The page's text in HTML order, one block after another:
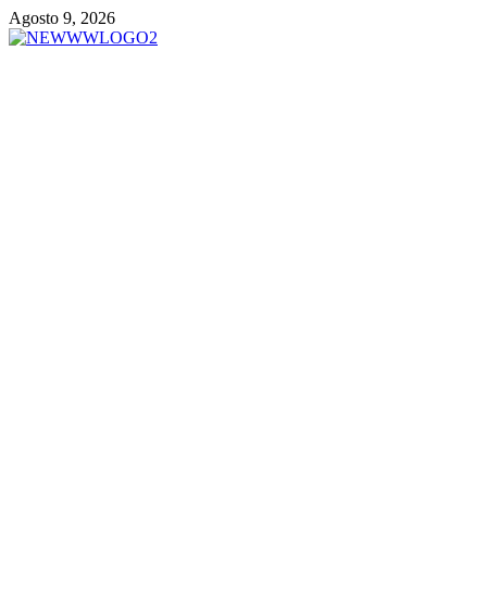
Vai
al
Agosto 9, 2026